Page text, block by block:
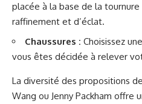
placée à la base de la
raffinement et d’éclat.
Chaussures : Choisissez
vous êtes décidée à relever
La diversité des propositions
Wang ou Jenny Packham offre